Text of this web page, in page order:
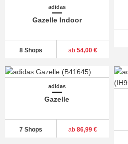
adidas
Gazelle Indoor
8 Shops ab 54,00 €
adidas
Gazelle
7 Shops ab 86,99 €